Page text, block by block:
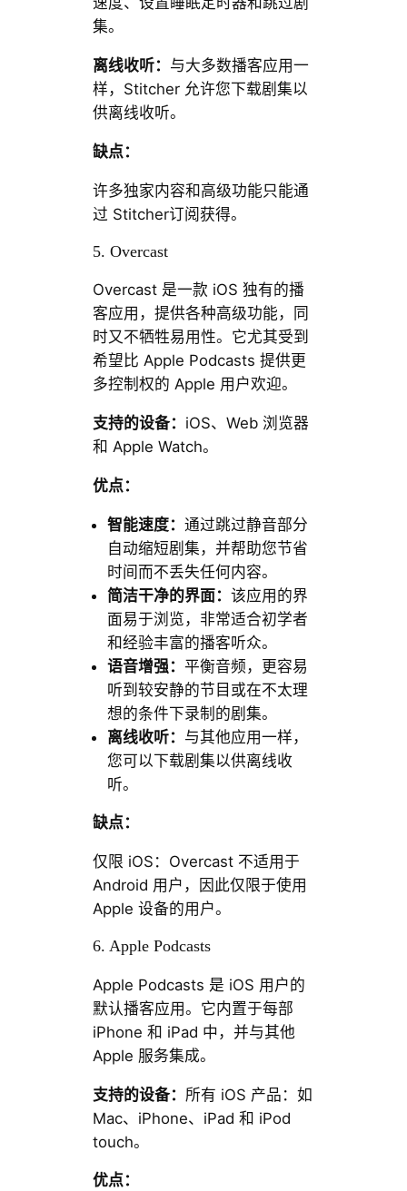
集。
离线收听： 与大多数播客应用一
样，Stitcher 允许您下载剧集以
供离线收听。
缺点：
许多独家内容和高级功能只能通
过 Stitcher订阅获得。
5. Overcast
Overcast 是一款 iOS 独有的播
客应用，提供各种高级功能，同
时又不牺牲易用性。它尤其受到
希望比 Apple Podcasts 提供更
多控制权的 Apple 用户欢迎。
支持的设备： iOS、Web 浏览器
和 Apple Watch。
优点：
智能速度： 通过跳过静音部分
自动缩短剧集，并帮助您节省
时间而不丢失任何内容。
简洁干净的界面： 该应用的界
面易于浏览，非常适合初学者
和经验丰富的播客听众。
语音增强： 平衡音频，更容易
听到较安静的节目或在不太理
想的条件下录制的剧集。
离线收听： 与其他应用一样，
您可以下载剧集以供离线收
听。
缺点：
仅限 iOS：Overcast 不适用于
Android 用户，因此仅限于使用
Apple 设备的用户。
6. Apple Podcasts
Apple Podcasts 是 iOS 用户的
默认播客应用。它内置于每部
iPhone 和 iPad 中，并与其他
Apple 服务集成。
支持的设备： 所有 iOS 产品：如
Mac、iPhone、iPad 和 iPod
touch。
优点：